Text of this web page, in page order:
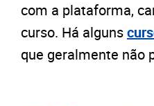
com a plataforma,
curso. Há alguns
que geralmente não